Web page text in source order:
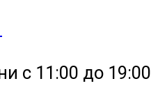
с 11:00 до 19:00